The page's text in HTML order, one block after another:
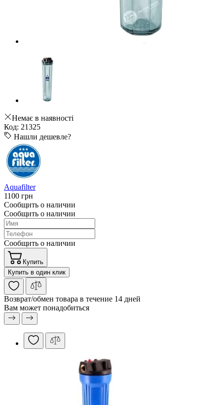
Немає в наявності
Код: 21325
Нашли дешевле?
Aquafilter
1100 грн
Сообщить о наличии
Сообщить о наличии
Сообщить о наличии
Купить
Купить в один клик
Возврат/обмен товара в течение 14 дней
Вам может понадобиться